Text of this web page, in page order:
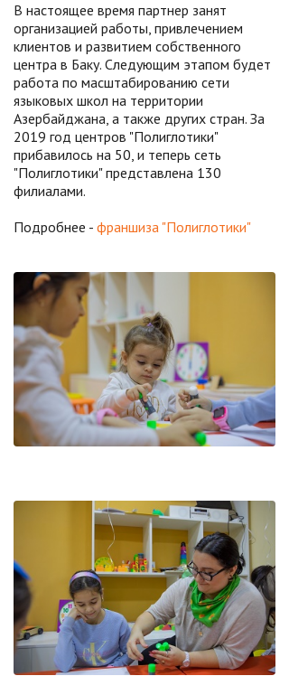
В настоящее время партнер занят
организацией работы, привлечением
клиентов и развитием собственного
центра в Баку. Следующим этапом будет
работа по масштабированию сети
языковых школ на территории
Азербайджана, а также других стран. За
2019 год центров "Полиглотики"
прибавилось на 50, и теперь сеть
"Полиглотики" представлена 130
филиалами.
Подробнее - франшиза "Полиглотики"